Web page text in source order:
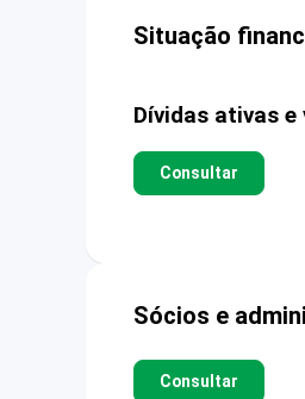
Situação
Dívidas ativas e
Consultar
Sócios e
Consultar